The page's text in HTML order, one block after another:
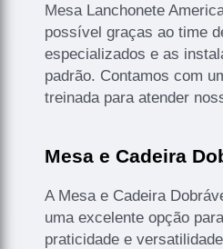
Mesa Lanchonete
possível graças ao time
especializados e as
padrão. Contamos com
treinada para atender
Mesa e Cadeira
A Mesa e Cadeira
uma excelente opção
praticidade e